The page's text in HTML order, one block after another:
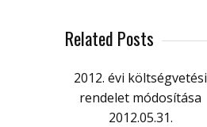
Related Posts
2012. évi költségvetési
rendelet módosítása
2012.05.31.